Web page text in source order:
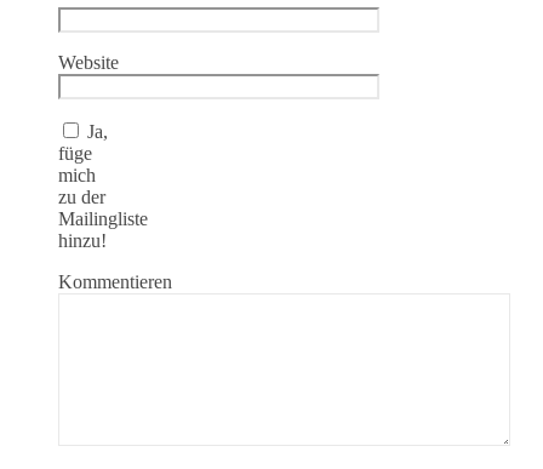
Website
Ja,
füge
mich
zu der
Mailingliste
hinzu!
Kommentieren